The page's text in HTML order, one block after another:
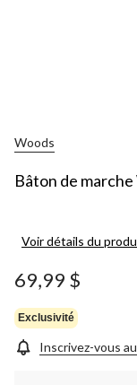
Woods
Bâton de
Voir détails du
69,99 $
Exclusivité
Inscrivez-vous